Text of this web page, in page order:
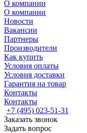
О компании
О компании
Новости
Вакансии
Партнеры
Производители
Как купить
Условия оплаты
Условия доставки
Гарантия на товар
Контакты
Контакты
+7 (495) 023-51-31
Заказать звонок
Задать вопрос